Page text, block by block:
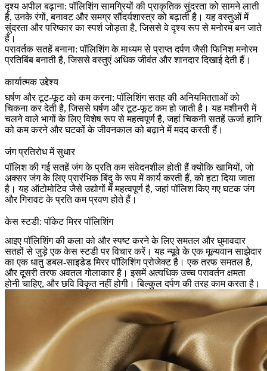
दृश्य अपील बढ़ाना: पॉलिशिंग सामग्रियों की प्राकृतिक सुंदरता को सामने लाती
है, उनके रंगों, बनावट और समग्र सौंदर्यशास्त्र को बढ़ाती है। यह वस्तुओं में
सुंदरता और परिष्कार का स्पर्श जोड़ता है, जिससे वे दृश्य रूप से मनोरम बन जाते
हैं।
परावर्तक सतहें बनाना: पॉलिशिंग के माध्यम से प्राप्त दर्पण जैसी फिनिश मनोरम
प्रतिबिंब बनाती है, जिससे वस्तुएं अधिक जीवंत और शानदार दिखाई देती हैं।
कार्यात्मक उद्देश्य
घर्षण और टूट-फूट को कम करना: पॉलिशिंग सतह की अनियमितताओं को
चिकना कर देती है, जिससे घर्षण और टूट-फूट कम हो जाती है। यह मशीनरी में
चलने वाले भागों के लिए विशेष रूप से महत्वपूर्ण है, जहां चिकनी सतहें ऊर्जा हानि
को कम करने और घटकों के जीवनकाल को बढ़ाने में मदद करती हैं।
जंग प्रतिरोध में सुधार
पॉलिश की गई सतहें जंग के प्रति कम संवेदनशील होती हैं क्योंकि खामियों, जो
अक्सर जंग के लिए प्रारंभिक बिंदु के रूप में कार्य करती हैं, को हटा दिया जाता
है। यह ऑटोमोटिव जैसे उद्योगों में महत्वपूर्ण है, जहां पॉलिश किए गए घटक जंग
और गिरावट के प्रति कम प्रवण होते हैं।
केस स्टडी: पॉकेट मिरर पॉलिशिंग
आइए पॉलिशिंग की कला को और स्पष्ट करने के लिए समतल और घुमावदार
सतहों से जुड़े एककेस स्टडीपर विचार करें। यह न्यूवे के एक मूल्यवान साझेदार
का एक धातु डबल-साइडेड मिरर पॉलिशिंग प्रोजेक्ट है। एक तरफ समतल है,
और दूसरी तरफ अवतल गोलाकार है। इसमें अत्यधिक उच्च परावर्तन क्षमता
होनी चाहिए, और छवि विकृत नहीं होगी। बिल्कुल दर्पण की तरह काम करता है।